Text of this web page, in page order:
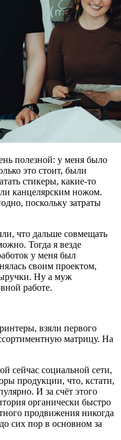
полезной: у меня было
это стоит, были
стикеры, какие-то
канцелярским ножом.
поскольку затраты
что дальше совмещать
Тогда я везде
у меня был
своим проектом,
Ну а муж
работе.
взяли первого
матрицу. На
сейчас социальной сети,
продукции, что, кстати,
И за счёт этого
органически быстро
продвижения никогда
сих пор в основном за